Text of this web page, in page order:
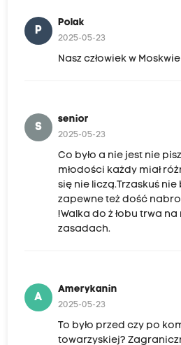
P
Polak
2025-05-23
Nasz człowiek w
S
senior
2025-05-23
Co było a nie jest nie
młodości każdy miał
się nie liczą.Trzaskuś nie
zapewne też dość
!Walka do ż łobu trwa
zasadach.
A
Amerykanin
2025-05-23
To było przed czy po
towarzyskiej?